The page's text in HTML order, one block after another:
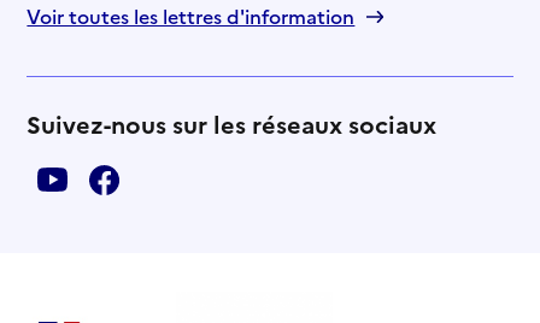
Voir toutes les lettres d'information
Suivez-nous sur les réseaux sociaux